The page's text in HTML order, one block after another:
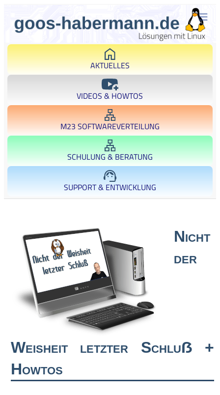
AKTUELLES
VIDEOS & HOWTOS
M23 SOFTWAREVERTEILUNG
SCHULUNG & BERATUNG
SUPPORT & ENTWICKLUNG
Nicht
der
Weisheit letzter Schluẞ +
Howtos